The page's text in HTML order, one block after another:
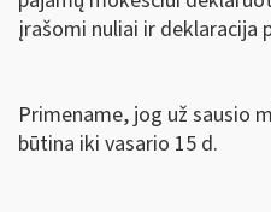
įrašomi nuliai ir deklaracija
Primename, jog už sausio
būtina iki vasario 15 d.